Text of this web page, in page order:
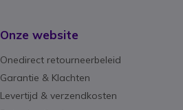
Onze website
Onedirect retourneerbeleid
Garantie & Klachten
Levertijd & verzendkosten